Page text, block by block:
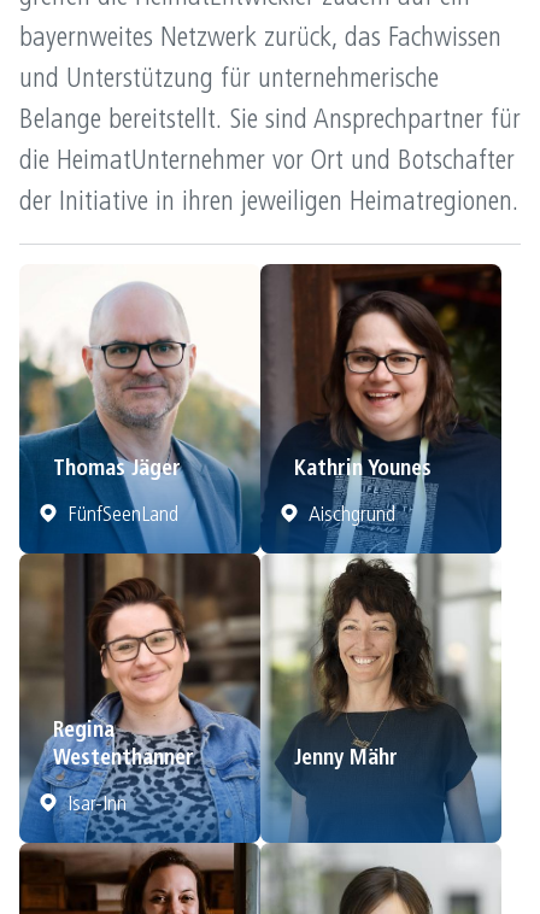
bayernweites Netzwerk zurück, das Fachwissen
und Unterstützung für unternehmerische
Belange bereitstellt. Sie sind Ansprechpartner für
die HeimatUnternehmer vor Ort und Botschafter
der Initiative in ihren jeweiligen Heimatregionen.
Thomas Jäger
FünfSeenLand
Kathrin Younes
Aischgrund
Regina
Westenthanner
Isar-Inn
Jenny Mähr